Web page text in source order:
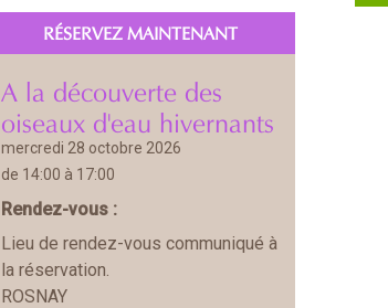
RÉSERVEZ MAINTENANT
A la découverte des
oiseaux d'eau hivernants
mercredi 28 octobre 2026
de 14:00 à 17:00
Rendez-vous :
Lieu de rendez-vous communiqué à
la réservation.
ROSNAY